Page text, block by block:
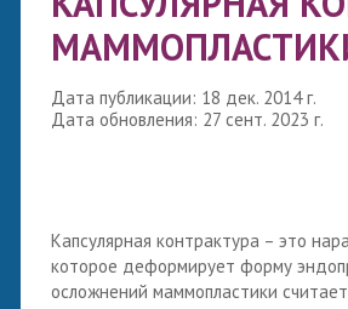
Дата публикации: 18 дек. 2014 г.
Дата обновления: 27 сент. 2023 г.
Капсулярная контрактура – это
которое деформирует форму
осложнений маммопластики